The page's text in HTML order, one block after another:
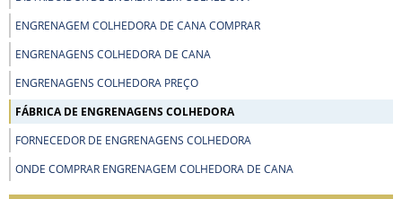
ENGRENAGEM COLHEDORA DE CANA COMPRAR
ENGRENAGENS COLHEDORA DE CANA
ENGRENAGENS COLHEDORA PREÇO
FÁBRICA DE ENGRENAGENS COLHEDORA
FORNECEDOR DE ENGRENAGENS COLHEDORA
ONDE COMPRAR ENGRENAGEM COLHEDORA DE CANA